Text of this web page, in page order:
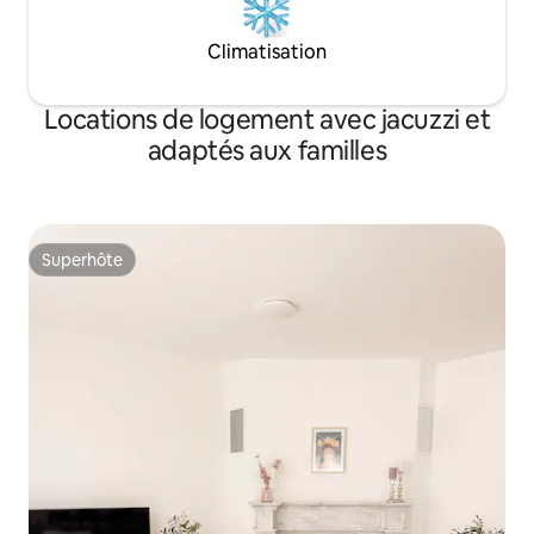
Climatisation
Locations de logement avec jacuzzi et
adaptés aux familles
Superhôte
Superhôte